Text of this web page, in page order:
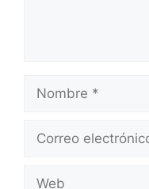
Nombre
Correo
Web